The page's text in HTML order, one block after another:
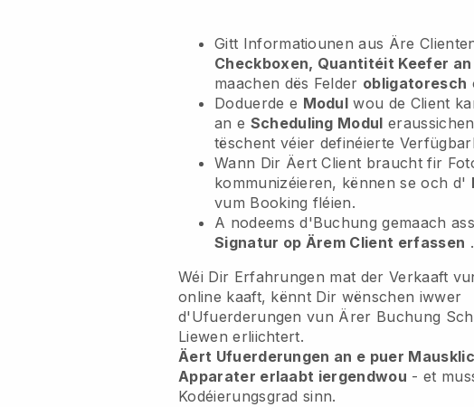
Gitt Informatiounen aus Äre
Checkboxen, Quantitéit Keefer
maachen dës Felder obligatoresch
Doduerde e Modul wou de Client
an e Scheduling Modul
tëschent véier definéierte
Wann Dir Äert Client braucht fir
kommunizéieren, kënnen se och d'
vum Booking fléien.
A nodeems d'Buchung gemaach
Signatur op Ärem Client erfassen .
Wéi Dir Erfahrungen mat der Verkaaft
online kaaft, kënnt Dir wënschen iwwer
d'Ufuerderungen vun Ärer Buchung
Liewen erliichtert.
Äert Ufuerderungen an e puer
Apparater erlaabt iergendwou - et
Kodéierungsgrad sinn.